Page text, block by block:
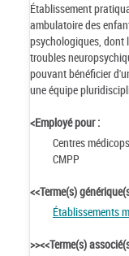
Établissement
ambulatoire des
psychologiques, dont
troubles
pouvant bénéficier
une équipe
<Employé pour :
Centres
CMPP
<<Terme(s)
Établissements
>><<Terme(s)